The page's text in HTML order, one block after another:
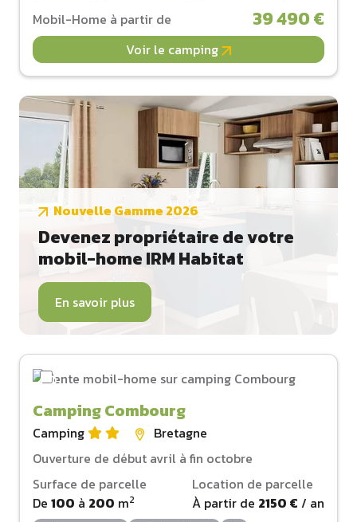
Mobil-Home à partir de 39 490 €
Voir le camping
Nouvelle Gamme 2026
Devenez propriétaire de votre
mobil-home IRM Habitat
En savoir plus
Camping Combourg
Camping
Bretagne
Ouverture de début avril à fin octobre
Surface de parcelle
De 100 à 200 m2
Location de parcelle
À partir de 2150 € / an